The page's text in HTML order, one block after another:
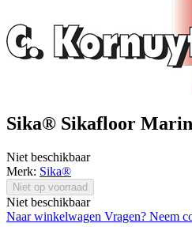
Sika® Sikafloor
Niet beschikbaar
Merk: Sika®
Niet op voorraad
Niet beschikbaar
Naar winkelwagen Vragen? Neem